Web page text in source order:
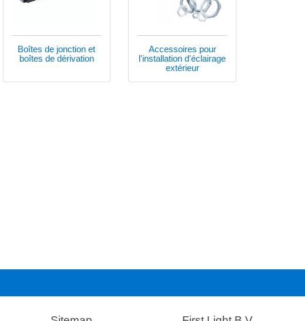
Boîtes de jonction et
boîtes de dérivation
Accessoires pour
l'installation d'éclairage
extérieur